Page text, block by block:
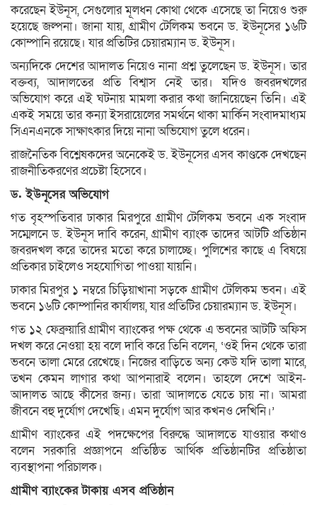
করেছেন ইউনূস, সেগুলোর মূলধন কোথা থেকে এসেছে তা নিয়েও শুরু
হয়েছে জল্পনা। জানা যায়, গ্রামীণ টেলিকম ভবনে ড. ইউনূসের ১৬টি
কোম্পানি রয়েছে। যার প্রতিটির চেয়ারম্যান ড. ইউনূস।
অন্যদিকে দেশের আদালত নিয়েও নানা প্রশ্ন তুলেছেন ড. ইউনূস। তার
বক্তব্য, আদালতের প্রতি বিশ্বাস নেই তার। যদিও জবরদখলের
অভিযোগ করে এই ঘটনায় মামলা করার কথা জানিয়েছেন তিনি। এই
একই সময়ে তার কন্যা ইসরায়েলের সমর্থনে থাকা মার্কিন সংবাদমাধ্যম
সিএনএনকে সাক্ষাৎকার দিয়ে নানা অভিযোগ তুলে ধরেন।
রাজনৈতিক বিশ্লেষকদের অনেকেই ড. ইউনূসের এসব কাণ্ডকে দেখছেন
রাজনীতিকরণের প্রচেষ্টা হিসেবে।
ড. ইউনূসের অভিযোগ
গত বৃহস্পতিবার ঢাকার মিরপুরে গ্রামীণ টেলিকম ভবনে এক সংবাদ
সম্মেলনে ড. ইউনূস দাবি করেন, গ্রামীণ ব্যাংক তাদের আটটি প্রতিষ্ঠান
জবরদখল করে তাদের মতো করে চালাচ্ছে। পুলিশের কাছে এ বিষয়ে
প্রতিকার চাইলেও সহযোগিতা পাওয়া যায়নি।
ঢাকার মিরপুর ১ নম্বরে চিড়িয়াখানা সড়কে গ্রামীণ টেলিকম ভবন। এই
ভবনে ১৬টি কোম্পানির কার্যালয়, যার প্রতিটির চেয়ারম্যান ড. ইউনূস।
গত ১২ ফেব্রুয়ারি গ্রামীণ ব্যাংকের পক্ষ থেকে এ ভবনের আটটি অফিস
দখল করে নেওয়া হয় বলে দাবি করে তিনি বলেন, ‘ওই দিন থেকে তারা
ভবনে তালা মেরে রেখেছে। নিজের বাড়িতে অন্য কেউ যদি তালা মারে,
তখন কেমন লাগার কথা আপনারাই বলেন। তাহলে দেশে আইন-
আদালত আছে কীসের জন্য। তারা আদালতে যেতে চায় না। আমরা
জীবনে বহু দুর্যোগ দেখেছি। এমন দুর্যোগ আর কখনও দেখিনি।’
গ্রামীণ ব্যাংকের এই পদক্ষেপের বিরুদ্ধে আদালতে যাওয়ার কথাও
বলেন সরকারি প্রজ্ঞাপনে প্রতিষ্ঠিত আর্থিক প্রতিষ্ঠানটির প্রতিষ্ঠাতা
ব্যবস্থাপনা পরিচালক।
গ্রামীণ ব্যাংকের টাকায় এসব প্রতিষ্ঠান